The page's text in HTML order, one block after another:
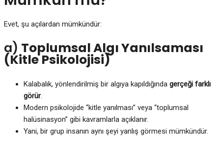
Evet, şu açılardan mümkündür:
a) Toplumsal Algı Yanılsaması
(Kitle Psikolojisi)
Kalabalık, yönlendirilmiş bir algıya kapıldığında gerçeği farklı
görür.
Modern psikolojide “kitle yanılması” veya “toplumsal
halüsinasyon” gibi kavramlarla açıklanır.
Yani, bir grup insanın aynı şeyi yanlış görmesi mümkündür.